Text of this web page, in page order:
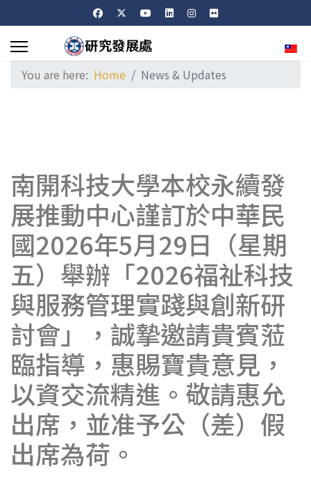
You are here: Home News & Updates
南開科技大學本校永續發
展推動中心謹訂於中華民
國2026年5月29日（星期
五）舉辦「2026福祉科技
與服務管理實踐與創新研
討會」，誠摯邀請貴賓蒞
臨指導，惠賜寶貴意見，
以資交流精進。敬請惠允
出席，並准予公（差）假
出席為荷。